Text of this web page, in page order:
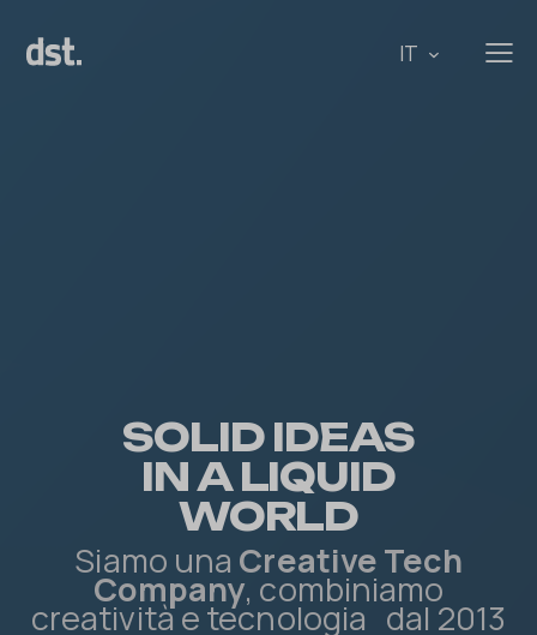
IT
SOLID IDEAS
IN A LIQUID
WORLD
Siamo una Creative Tech
Company, combiniamo
creatività e tecnologia dal 2013